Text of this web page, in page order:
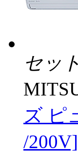
セッ
ズ ピ
/